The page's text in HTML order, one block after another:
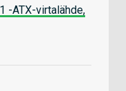
-ATX-virtalähde,